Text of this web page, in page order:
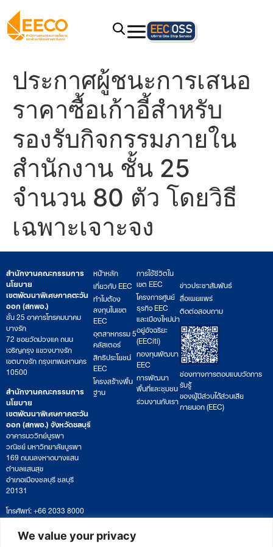
We value your privacy
ประกาศผู้ชนะการเสนอ
ราคาซื้อเก้าอี้สำหรับ
รองรับกิจกรรมภายใน
สำนักงาน ชั้น 25
จำนวน 80 ตัว โดยวิธี
เฉพาะเจาะจง
สำนักงานคณะกรรมการ
นโยบาย
เขตพัฒนาพิเศษภาคตะวัน
ออก (สกพอ.)
ชั้น 25 อาคารโทรคมนาคม
บางรัก
72 ซอยวัดม่วงแค ถนน
เจริญกรุง แขวงบางรัก
เขตบางรัก กรุงเทพมหานคร
10500
สำนักงานคณะกรรมการ
นโยบาย
เขตพัฒนาพิเศษภาคตะวัน
ออก (สกพอ.) จังหวัดชลบุรี
อาคารนววิทย์บูรพา
วณิชย์ มหาวิทยาลัยบูรพา
169 ถนนลงหาดบางแสน
ตำบลแสนสุข
อำเภอเมืองชลบุรี ชลบุรี
20131
โทรศัพท์: +66 2033 8000
เวลาทำการ: จันทร์ – ศุกร์
09:00 – 17:00 น.
ติดตามหนังสือหรือยื่นเอกสาร
หน้าหลัก
เกี่ยวกับ EEC
ทำไมต้อง
ลงทุนในเขต
EEC
อุตสาหกรรม 5
คลัสเตอร์
สิทธิประโยชน์
EEC
โครงสร้างพื้น
ฐาน
การใช้ชีวิตใน
เขต EEC
โครงการศูนย์
ธุรกิจ EEC
และเมืองใหม่น่า
อยู่อัจฉริยะ
(EECiti)
กองทุนพัฒนา
EEC
การพัฒนา
พื้นที่และชุมชน
ร่วมงานกับเรา
ข่าวประชาสัมพันธ์
สื่อเผยแพร่
ติดต่อสอบถาม
ช่องทางการตอบแบบวัดการ
รับรู้
ของผู้มีส่วนได้ส่วนเสีย
ภายนอก (EEC)